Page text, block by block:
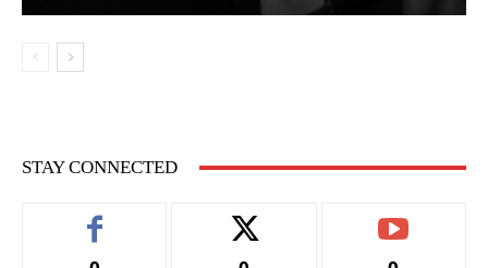
STAY CONNECTED